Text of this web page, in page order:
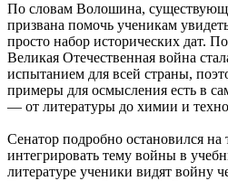
По словам Волошина,
призвана помочь ученикам
просто набор исторических дат.
Великая Отечественная война
испытанием для всей страны,
примеры для осмысления есть в
— от литературы до химии и
Сенатор подробно остановился
интегрировать тему войны в
литературе ученики видят войну